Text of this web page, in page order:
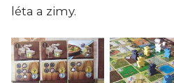
léta a zimy.